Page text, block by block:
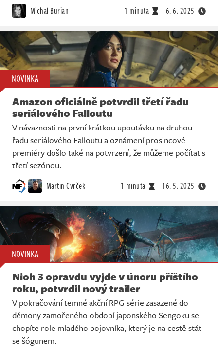
Michal Burian 1 minuta 6. 6. 2025
NOVINKA
Amazon oficiálně potvrdil třetí řadu
seriálového Falloutu
V návaznosti na první krátkou upoutávku na druhou
řadu seriálového Falloutu a oznámení prosincové
premiéry došlo také na potvrzení, že můžeme počítat s
třetí sezónou.
Martin Cvrček 1 minuta 16. 5. 2025
NOVINKA
Nioh 3 opravdu vyjde v únoru příštího
roku, potvrdil nový trailer
V pokračování temné akční RPG série zasazené do
démony zamořeného období japonského Sengoku se
chopíte role mladého bojovníka, který je na cestě stát
se šógunem.